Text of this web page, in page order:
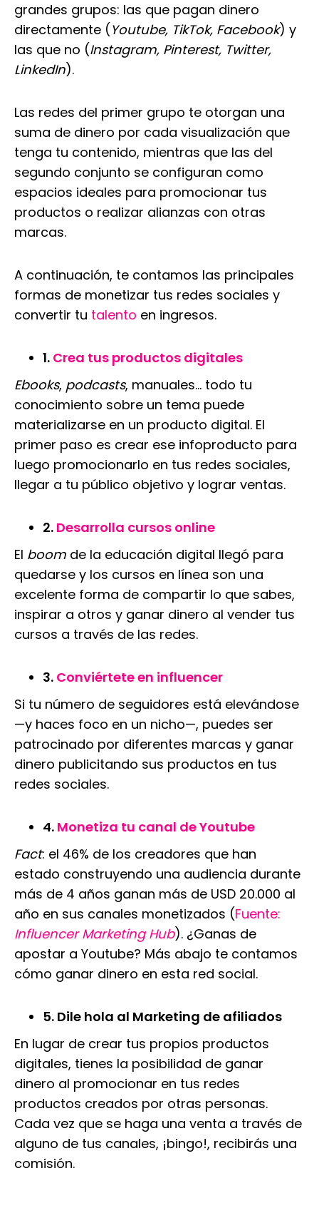
grandes grupos: las que pagan dinero
directamente (Youtube, TikTok, Facebook) y
las que no (Instagram, Pinterest, Twitter,
LinkedIn).
Las redes del primer grupo te otorgan una
suma de dinero por cada visualización que
tenga tu contenido, mientras que las del
segundo conjunto se configuran como
espacios ideales para promocionar tus
productos o realizar alianzas con otras
marcas.
A continuación, te contamos las principales
formas de monetizar tus redes sociales y
convertir tu talento en ingresos.
1. Crea tus productos digitales
Ebooks, podcasts, manuales… todo tu
conocimiento sobre un tema puede
materializarse en un producto digital. El
primer paso es crear ese infoproducto para
luego promocionarlo en tus redes sociales,
llegar a tu público objetivo y lograr ventas.
2. Desarrolla cursos online
El boom de la educación digital llegó para
quedarse y los cursos en línea son una
excelente forma de compartir lo que sabes,
inspirar a otros y ganar dinero al vender tus
cursos a través de las redes.
3. Conviértete en influencer
Si tu número de seguidores está elevándose
—y haces foco en un nicho—, puedes ser
patrocinado por diferentes marcas y ganar
dinero publicitando sus productos en tus
redes sociales.
4. Monetiza tu canal de Youtube
Fact: el 46% de los creadores que han
estado construyendo una audiencia durante
más de 4 años ganan más de USD 20.000 al
año en sus canales monetizados (Fuente:
Influencer Marketing Hub). ¿Ganas de
apostar a Youtube? Más abajo te contamos
cómo ganar dinero en esta red social.
5. Dile hola al Marketing de afiliados
En lugar de crear tus propios productos
digitales, tienes la posibilidad de ganar
dinero al promocionar en tus redes
productos creados por otras personas.
Cada vez que se haga una venta a través de
alguno de tus canales, ¡bingo!, recibirás una
comisión.